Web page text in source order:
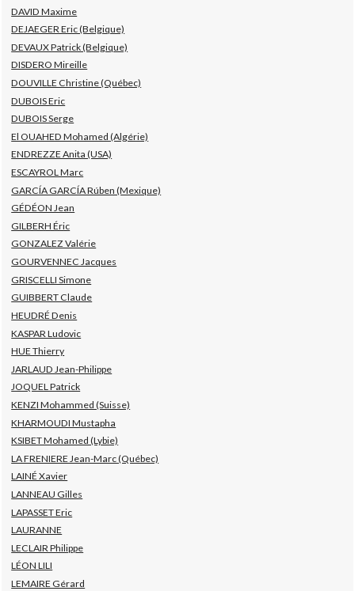
DAVID Maxime
DEJAEGER Eric (Belgique)
DEVAUX Patrick (Belgique)
DISDERO Mireille
DOUVILLE Christine (Québec)
DUBOIS Eric
DUBOIS Serge
El OUAHED Mohamed (Algérie)
ENDREZZE Anita (USA)
ESCAYROL Marc
GARCÍA GARCÍA Rúben (Mexique)
GÉDÉON Jean
GILBERH Éric
GONZALEZ Valérie
GOURVENNEC Jacques
GRISCELLI Simone
GUIBBERT Claude
HEUDRÉ Denis
KASPAR Ludovic
HUE Thierry
JARLAUD Jean-Philippe
JOQUEL Patrick
KENZI Mohammed (Suisse)
KHARMOUDI Mustapha
KSIBET Mohamed (Lybie)
LA FRENIERE Jean-Marc (Québec)
LAINÉ Xavier
LANNEAU Gilles
LAPASSET Eric
LAURANNE
LECLAIR Philippe
LÉON LILI
LEMAIRE Gérard